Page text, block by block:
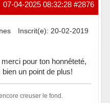
#2876
07-04-2025 08:32:28
Inscrit(e): 20-02-2019
pour ton honnêteté,
un point de plus!
creuser le fond.